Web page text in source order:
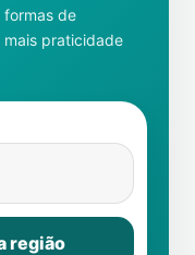
formas de
praticidade
região